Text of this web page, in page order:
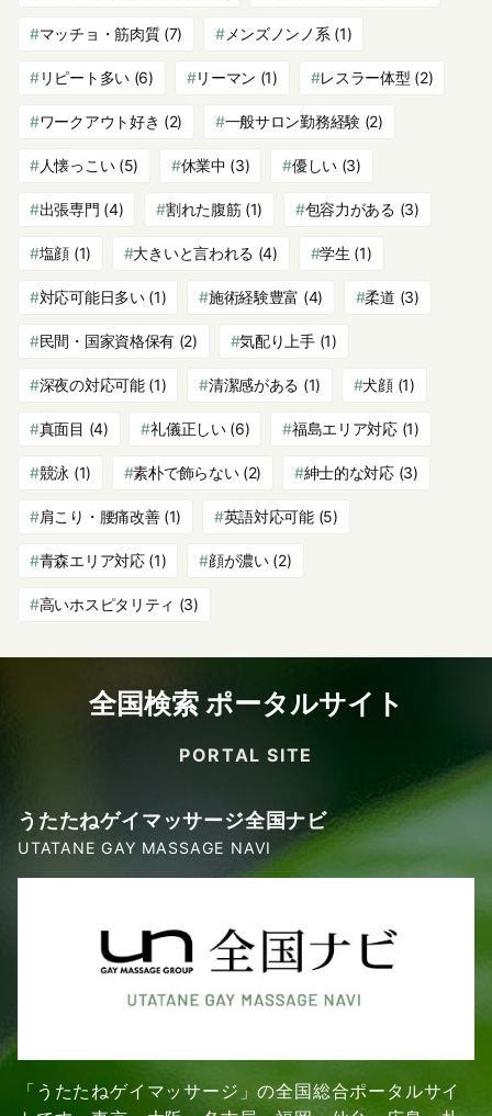
マッチョ・筋肉質(7) メンズノンノ系 (1)
リピート多い(6) リーマン (1) レスラー体型 (2)
ワークアウト好き (2) 一般サロン勤務経験(2)
人懐っこい(5) 休業中 (3) 優しい (3)
出張専門 (4) 割れた腹筋(1) 包容力がある (3)
塩顔 (1) 大きいと言われる (4) 学生 (1)
対応可能日多い(1) 施術経験豊富 (4) 柔道 (3)
民間・国家資格保有 (2) 気配り上手(1)
深夜の対応可能(1) 清潔感がある (1) 犬顔(1)
真面目 (4) 礼儀正しい(6) 福島エリア対応(1)
競泳 (1) 素朴で飾らない(2) 紳士的な対応(3)
肩こり・腰痛改善(1) 英語対応可能(5)
青森エリア対応(1) 顔が濃い(2)
高いホスピタリティ (3)
全国検索 ポータルサイト
PORTAL SITE
うたたねゲイマッサージ全国ナビ
UTATANE GAY MASSAGE NAVI
「うたたねゲイマッサージ」の全国総合ポータルサイ